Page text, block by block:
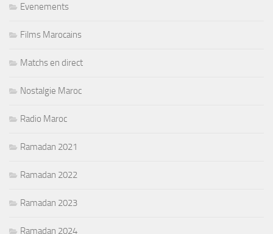
Evenements
Films Marocains
Matchs en direct
Nostalgie Maroc
Radio Maroc
Ramadan 2021
Ramadan 2022
Ramadan 2023
Ramadan 2024